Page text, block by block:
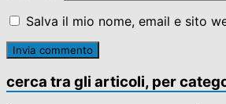
Salva il mio nome, email e sito
cerca tra gli articoli, per